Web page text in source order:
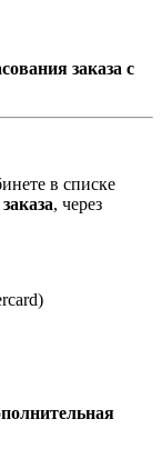
заказа с
в списке
, через